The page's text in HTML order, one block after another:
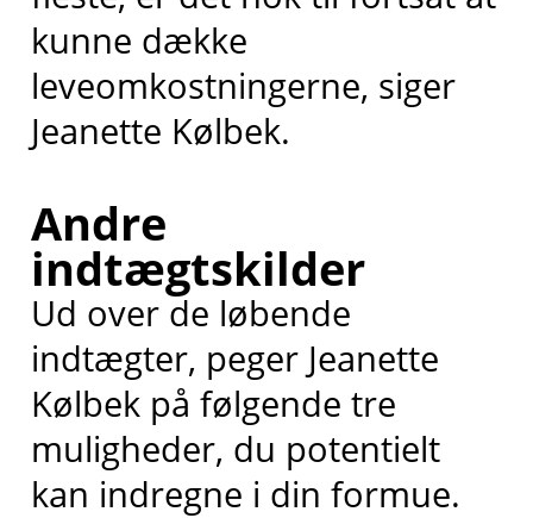
kunne dække
leveomkostningerne, siger
Jeanette Kølbek.
Andre
indtægtskilder
Ud over de løbende
indtægter, peger Jeanette
Kølbek på følgende tre
muligheder, du potentielt
kan indregne i din formue.